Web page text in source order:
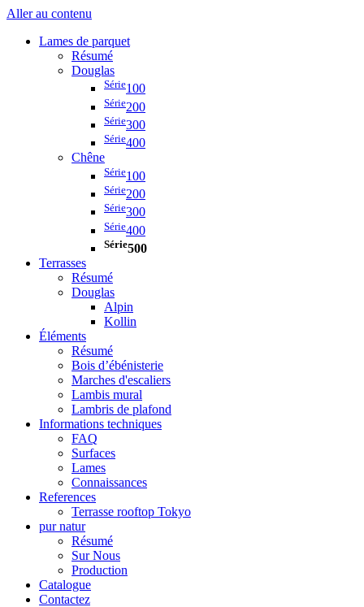
Aller au contenu
Lames de parquet
Résumé
Douglas
Série100
Série200
Série300
Série400
Chêne
Série100
Série200
Série300
Série400
Série500
Terrasses
Résumé
Douglas
Alpin
Kollin
Éléments
Résumé
Bois d’ébénisterie
Marches d'escaliers
Lambis mural
Lambris de plafond
Informations techniques
FAQ
Surfaces
Lames
Connaissances
References
Terrasse rooftop Tokyo
pur natur
Résumé
Sur Nous
Production
Catalogue
Contactez